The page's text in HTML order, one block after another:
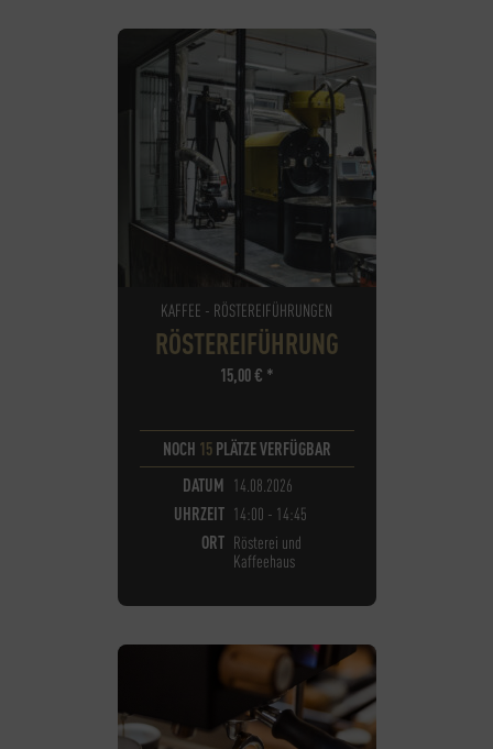
KAFFEE - RÖSTEREIFÜHRUNGEN
RÖSTEREIFÜHRUNG
15,00€ *
NOCH 15PLÄTZE VERFÜGBAR
DATUM 14.08.2026
UHRZEIT 14:00 - 14:45
ORT Rösterei und
Kaffeehaus